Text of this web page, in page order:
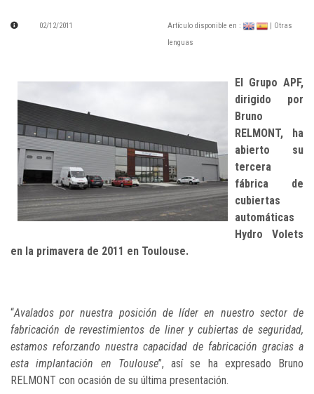
02/12/2011 Artículo disponible en :
| Otras
lenguas
El Grupo APF,
dirigido por
Bruno
RELMONT, ha
abierto su
tercera
fábrica de
cubiertas
automáticas
Hydro Volets
en la primavera de 2011 en Toulouse.
“Avalados por nuestra posición de líder en nuestro sector de
fabricación de revestimientos de liner y cubiertas de seguridad,
estamos reforzando nuestra capacidad de fabricación gracias a
esta implantación en Toulouse”, así se ha expresado Bruno
RELMONT con ocasión de su última presentación.